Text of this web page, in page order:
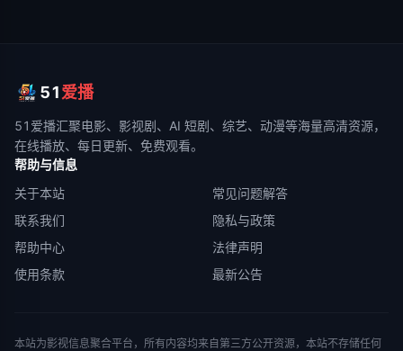
51爱播
51爱播汇聚电影、影视剧、AI 短剧、综艺、动漫等海量高清资源，
在线播放、每日更新、免费观看。
帮助与信息
关于本站
常见问题解答
联系我们
隐私与政策
帮助中心
法律声明
使用条款
最新公告
本站为影视信息聚合平台，所有内容均来自第三方公开资源，本站不存储任何